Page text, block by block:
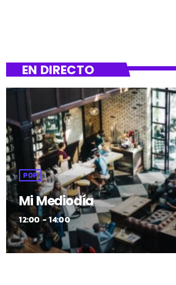
EN DIRECTO
POP
Mi Mediodía
12:00 - 14:00